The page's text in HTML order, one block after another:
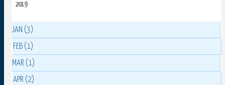
2019
JAN (3)
FEB (1)
MAR (1)
APR (2)